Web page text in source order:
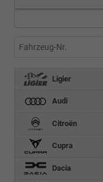
Fahrzeug-
Ligier
Audi
Citroën
Cupra
Dacia